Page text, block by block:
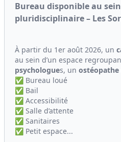
Bureau disponible au
pluridisciplinaire – Les
À partir du 1er août 2026, un
au sein d’un espace
psychologues, un ostéopathe
✅ Bureau loué
✅ Bail
✅ Accessibilité
✅ Salle d’attente
✅ Sanitaires
✅ Petit espace...